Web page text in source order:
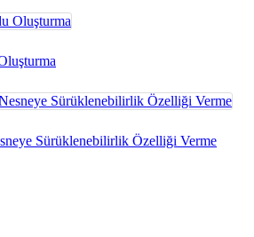
Sürüklenebilirlik Özelliği Verme